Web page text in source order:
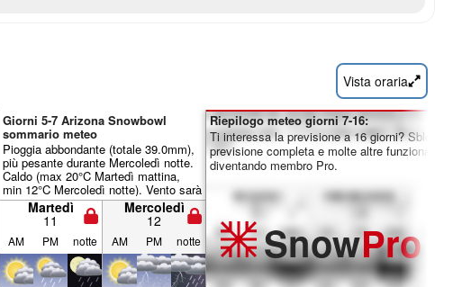
Vista oraria
Giorni 5-7 Arizona Snowbowl
sommario meteo
Pioggia abbondante (totale 39.0mm),
più pesante durante Mercoledì notte.
Caldo (max 20°C Martedì mattina,
min 12°C Mercoledì notte). Vento sarà
generalmente leggero.
Martedì
11
Mercoledì
12
AM PM notte AM PM notte
Riepilogo meteo giorni 7-16:
Ti interessa la previsione a 16 giorni? Sblocca la
previsione completa e molte altre funzionalità
diventando membro Pro.
SnowPro